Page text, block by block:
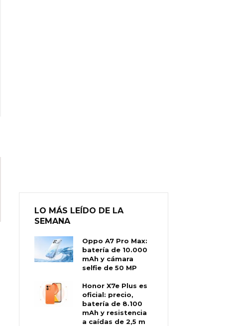
LO MÁS LEÍDO DE LA
SEMANA
Oppo A7 Pro Max:
batería de 10.000
mAh y cámara
selfie de 50 MP
Honor X7e Plus es
oficial: precio,
batería de 8.100
mAh y resistencia
a caídas de 2,5 m